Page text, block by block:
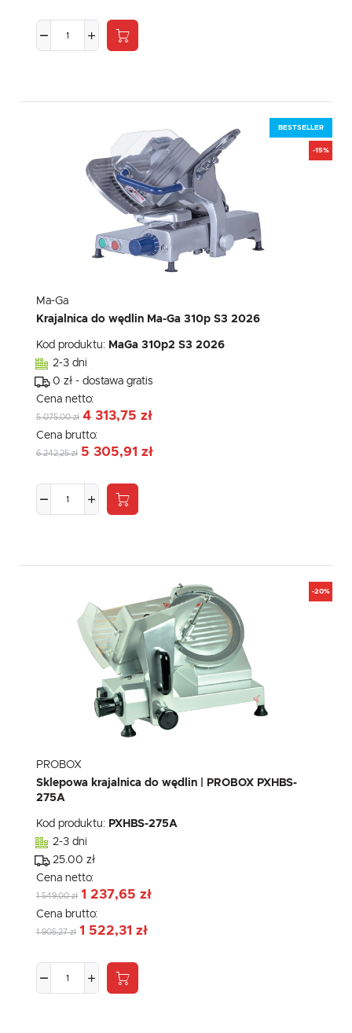
BESTSELLER
-15%
Ma-Ga
Krajalnica do wędlin Ma-Ga 310p S3 2026
Kod produktu: MaGa 310p2 S3 2026
2-3 dni
0 zł - dostawa gratis
Cena netto:
5 075,00 zł 4 313,75 zł
Cena brutto:
6 242,25 zł 5 305,91 zł
-20%
PROBOX
Sklepowa krajalnica do wędlin | PROBOX PXHBS-
275A
Kod produktu: PXHBS-275A
2-3 dni
25.00 zł
Cena netto:
1 549,00 zł 1 237,65 zł
Cena brutto:
1 905,27 zł 1 522,31 zł